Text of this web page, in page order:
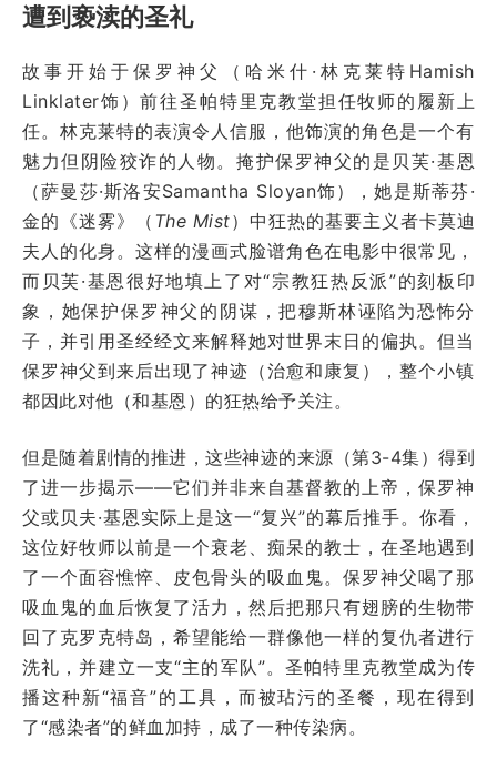
遭到亵渎的圣礼
故事开始于保罗神父（哈米什·林克莱特Hamish
Linklater饰）前往圣帕特里克教堂担任牧师的履新上
任。林克莱特的表演令人信服，他饰演的角色是一个有
魅力但阴险狡诈的人物。掩护保罗神父的是贝芙·基恩
（萨曼莎·斯洛安Samantha Sloyan饰），她是斯蒂芬·
金的《迷雾》（ The Mist）中狂热的基要主义者卡莫迪
夫人的化身。这样的漫画式脸谱角色在电影中很常见，
而贝芙·基恩很好地填上了对“宗教狂热反派”的刻板印
象，她保护保罗神父的阴谋，把穆斯林诬陷为恐怖分
子，并引用圣经经文来解释她对世界末日的偏执。但当
保罗神父到来后出现了神迹（治愈和康复），整个小镇
都因此对他（和基恩）的狂热给予关注。
但是随着剧情的推进，这些神迹的来源（第3-4集）得到
了进一步揭示——它们并非来自基督教的上帝，保罗神
父或贝夫·基恩实际上是这一“复兴”的幕后推手。你看，
这位好牧师以前是一个衰老、痴呆的教士，在圣地遇到
了一个面容憔悴、皮包骨头的吸血鬼。保罗神父喝了那
吸血鬼的血后恢复了活力，然后把那只有翅膀的生物带
回了克罗克特岛，希望能给一群像他一样的复仇者进行
洗礼，并建立一支“主的军队”。圣帕特里克教堂成为传
播这种新“福音”的工具，而被玷污的圣餐，现在得到
了“感染者”的鲜血加持，成了一种传染病。